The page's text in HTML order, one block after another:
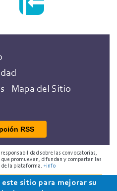
Mapa del Sitio
RSS
sobre las convocatorias,
promuevan, difundan y compartan las
de la plataforma. +info
Saludable de la
sitio para mejorar su